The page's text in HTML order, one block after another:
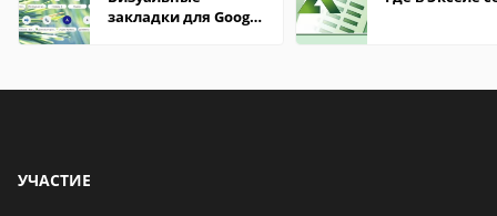
закладки для Google
УЧАСТИЕ